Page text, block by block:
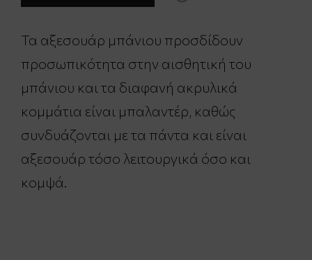
Τα αξεσουάρ μπάνιου προσδίδουν
προσωπικότητα στην αισθητική του
μπάνιου και τα διαφανή ακρυλικά
κομμάτια είναι μπαλαντέρ, καθώς
συνδυάζονται με τα πάντα και είναι
αξεσουάρ τόσο λειτουργικά όσο και
κομψά.